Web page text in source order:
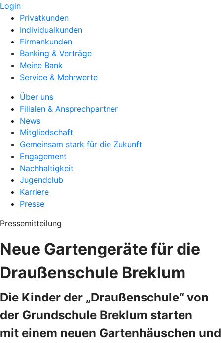
Login
Privatkunden
Individualkunden
Firmenkunden
Banking & Verträge
Meine Bank
Service & Mehrwerte
Über uns
Filialen & Ansprechpartner
News
Mitgliedschaft
Gemeinsam stark für die Zukunft
Engagement
Nachhaltigkeit
Jugendclub
Karriere
Presse
Pressemitteilung
Neue Gartengeräte für die
Draußenschule Breklum
Die Kinder der „Draußenschule“ von
der Grundschule Breklum starten
mit einem neuen Gartenhäuschen und